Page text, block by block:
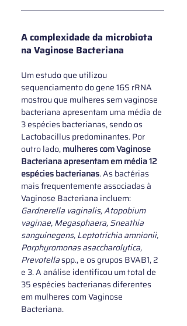
A complexidade da microbiota
na Vaginose Bacteriana
Um estudo que utilizou
sequenciamento do gene 16S rRNA
mostrou que mulheres sem vaginose
bacteriana apresentam uma média de
3 espécies bacterianas, sendo os
Lactobacillus predominantes. Por
outro lado, mulheres com Vaginose
Bacteriana apresentam em média 12
espécies bacterianas. As bactérias
mais frequentemente associadas à
Vaginose Bacteriana incluem:
Gardnerella vaginalis, Atopobium
vaginae, Megasphaera, Sneathia
sanguinegens, Leptotrichia amnionii,
Porphyromonas asaccharolytica,
Prevotella spp., e os grupos BVAB1, 2
e 3. A análise identificou um total de
35 espécies bacterianas diferentes
em mulheres com Vaginose
Bacteriana.